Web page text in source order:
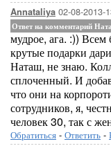
Annataliya 02-08-2013-
Ответ на комментарий
мудрое, ага. :))
крутые подарки
Наташ, не знаю.
сплоченный. И
что они на
сотрудников, я,
человек 30, так с
Обратиться - Ответить -